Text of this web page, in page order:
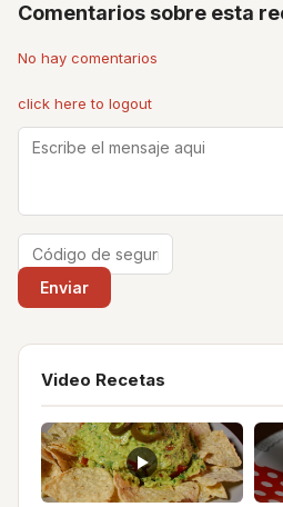
Comentarios sobre esta
No hay comentarios
click here to logout
Video Recetas